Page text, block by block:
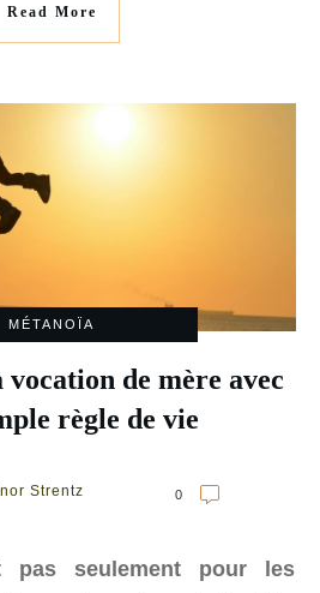
Read More
MÉTANOÏA
de mère avec
règle de vie
Strentz 0
pas seulement pour les